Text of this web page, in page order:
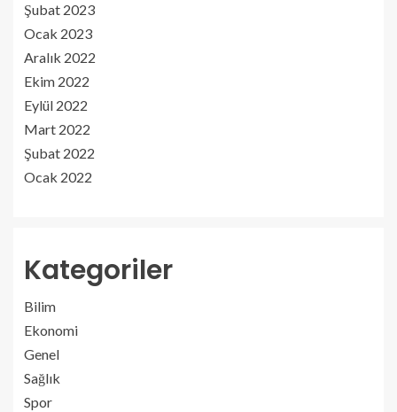
Şubat 2023
Ocak 2023
Aralık 2022
Ekim 2022
Eylül 2022
Mart 2022
Şubat 2022
Ocak 2022
Kategoriler
Bilim
Ekonomi
Genel
Sağlık
Spor